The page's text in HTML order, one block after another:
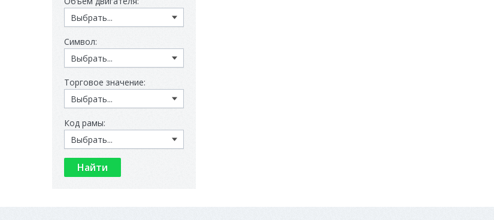
Символ:
Торговое значение:
Код рамы: